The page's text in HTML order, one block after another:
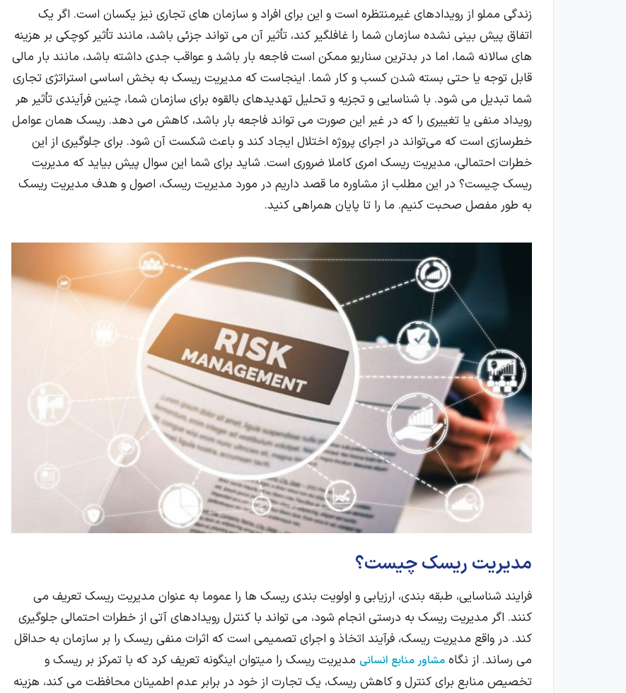
زندگی مملو از رویدادهای غیرمنتظره است و این برای افراد و سازمان های تجاری نیز یکسان است. اگر یک
اتفاق پیش بینی نشده سازمان شما را غافلگیر کند، تأثیر آن می تواند جزئی باشد، مانند تأثیر کوچکی بر هزینه
های سالانه شما، اما در بدترین سناریو ممکن است فاجعه بار باشد و عواقب جدی داشته باشد، مانند بار مالی
قابل توجه یا حتی بسته شدن کسب و کار شما. اینجاست که مدیریت ریسک به بخش اساسی استراتژی تجاری
شما تبدیل می شود. با شناسایی و تجزیه و تحلیل تهدیدهای بالقوه برای سازمان شما، چنین فرآیندی تأثیر هر
رویداد منفی یا تغییری را که در غیر این صورت می تواند فاجعه بار باشد، کاهش می دهد. ریسک‌ همان عوامل
خطرسازی است که می‌تواند در اجرای پروژه اختلال ایجاد کند و باعث شکست آن شود. برای جلوگیری از این
خطرات احتمالی، مدیریت ریسک امری کاملا ضروری است. شاید برای شما این سوال پیش بیاید که مدیریت
ریسک چیست؟ در این مطلب از مشاوره ما قصد داریم در مورد مدیریت ریسک، اصول و هدف مدیریت ریسک
به طور مفصل صحبت کنیم. ما را تا پایان همراهی کنید.
مدیریت ریسک چیست؟
فرایند شناسایی، طبقه بندی، ارزیابی و اولویت بندی ریسک ها را عموما به عنوان مدیریت ریسک تعریف می
کنند. اگر مدیریت ریسک به درستی انجام شود، می تواند با کنترل رویدادهای آتی از خطرات احتمالی جلوگیری
کند. در واقع مدیریت ریسک، فرآیند اتخاذ و اجرای تصمیمی است که اثرات منفی ریسک را بر سازمان به حداقل
می رساند. از نگاه مشاور منابع انسانی مدیریت ریسک را میتوان اینگونه تعریف کرد که با تمرکز بر ریسک و
تخصیص منابع برای کنترل و کاهش ریسک، یک تجارت از خود در برابر عدم اطمینان محافظت می کند، هزینه